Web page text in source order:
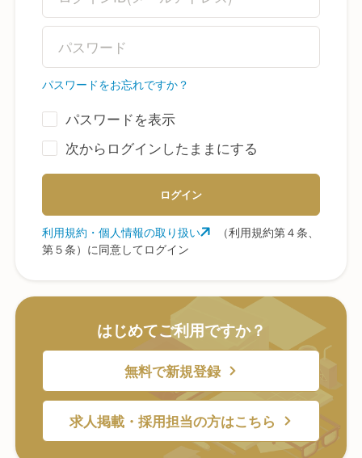
パスワードをお忘れですか？
パスワードを表示
次からログインしたままにする
ログイン
利用規約・個人情報の取り扱い
（利用規約第４条、
第５条）に同意してログイン
はじめてご利用ですか？
無料で新規登録
求人掲載・採用担当の方はこちら